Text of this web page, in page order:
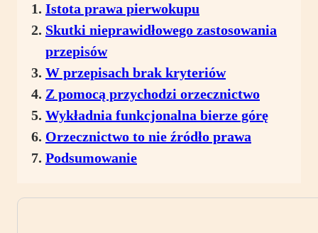
Istota prawa pierwokupu
Skutki nieprawidłowego zastosowania
przepisów
W przepisach brak kryteriów
Z pomocą przychodzi orzecznictwo
Wykładnia funkcjonalna bierze górę
Orzecznictwo to nie źródło prawa
Podsumowanie